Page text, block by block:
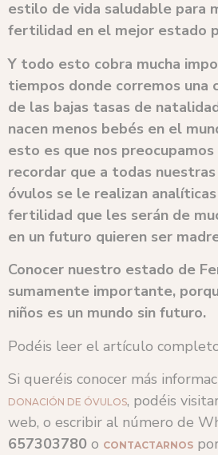
estilo de vida saludable para
fertilidad en el mejor estado
Y todo esto cobra mucha
tiempos donde corremos una
de las bajas tasas de
nacen menos bebés en el
esto es que nos
recordar que a todas
óvulos se le realizan
fertilidad que les serán de
en un futuro quieren ser
Conocer nuestro estado de
sumamente importante,
niños es un mundo sin futuro.
Podéis leer el artículo
Si queréis conocer más
DONACIÓN DE ÓVULOS, podéis
web, o escribir al número de
657303780 o CONTACTARNOS